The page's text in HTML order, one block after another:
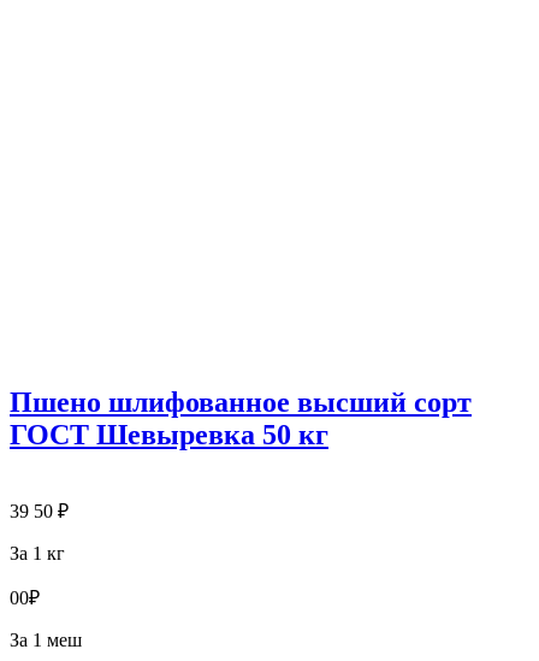
Пшено шлифованное высший сорт
ГОСТ Шевыревка 50 кг
39 50 ₽
За 1 кг
00₽
За 1 меш